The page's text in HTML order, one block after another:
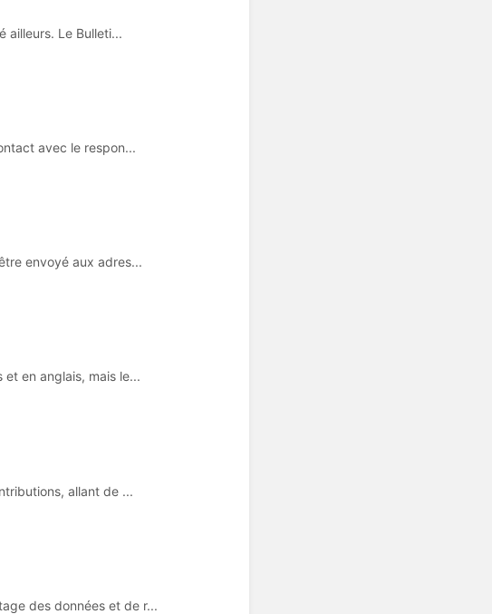
ailleurs. Le Bulleti...
avec le respon...
envoyé aux adres...
en anglais, mais le...
allant de ...
des données et de r...